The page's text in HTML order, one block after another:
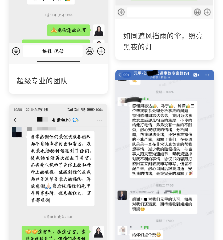
超级专业的团队
如同遮风挡雨的伞，照亮
黑夜的灯